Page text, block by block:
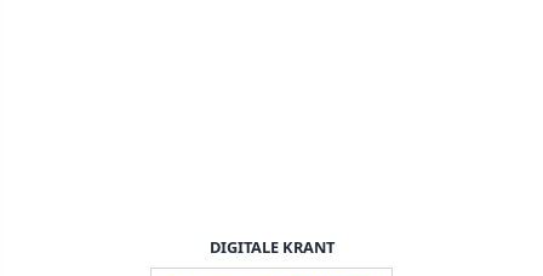
DIGITALE KRANT